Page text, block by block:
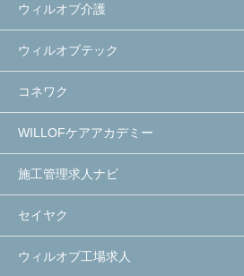
ウィルオブ介護
ウィルオブテック
コネワク
WILLOFケアアカデミー
施工管理求人ナビ
セイヤク
ウィルオブ工場求人